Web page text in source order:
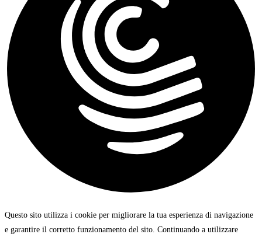
Questo sito utilizza i cookie per migliorare la tua esperienza di navigazione
e garantire il corretto funzionamento del sito. Continuando a utilizzare